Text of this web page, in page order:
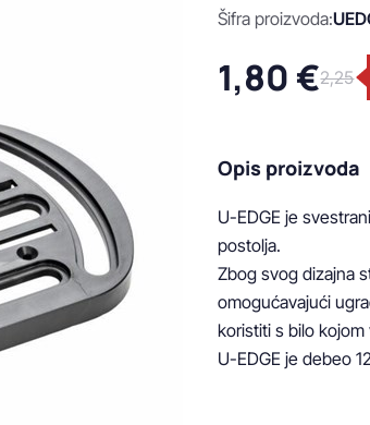
Šifra proizvoda:
1,80 €2,25
Opis proizvoda
U-EDGE je
postolja.
Zbog svog dizajna
omogućavajući
koristiti s bilo
U-EDGE je debeo